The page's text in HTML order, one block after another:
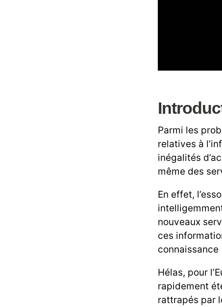
Parmi les
relatives à
inégalités
même des
En effet,
nouveaux
ces
connaissance
Hélas, pour
rapidement
rattrapés par